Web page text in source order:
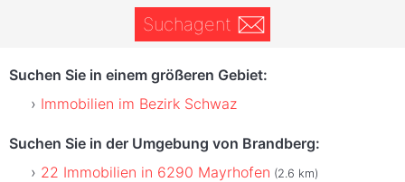
Suchagent
Suchen Sie in einem größeren Gebiet:
Immobilien im Bezirk Schwaz
Suchen Sie in der Umgebung von Brandberg:
22 Immobilien in 6290 Mayrhofen (2.6 km)